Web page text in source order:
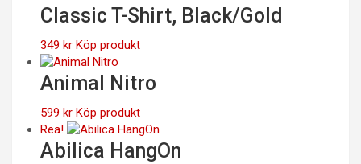
Classic T-Shirt, Black/Gold
349 kr Köp produkt
Animal Nitro
599 kr Köp produkt
Rea!
Abilica HangOn